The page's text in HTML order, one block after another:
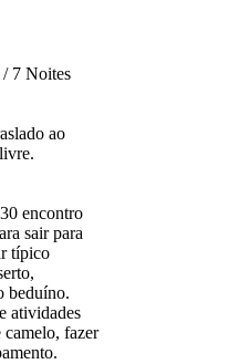
7 Noites
ao
encontro
sair para
típico
beduíno.
atividades
camelo, fazer